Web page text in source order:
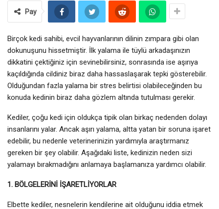
Pay
Birçok kedi sahibi, evcil hayvanlarının dilinin zımpara gibi olan
dokunuşunu hissetmiştir. İlk yalama ile tüylü arkadaşınızın
dikkatini çektiğiniz için sevinebilirsiniz, sonrasında ise aşırıya
kaçıldığında cildiniz biraz daha hassaslaşarak tepki gösterebilir.
Olduğundan fazla yalama bir stres belirtisi olabileceğinden bu
konuda kedinin biraz daha gözlem altında tutulması gerekir.
Kediler, çoğu kedi için oldukça tipik olan birkaç nedenden dolayı
insanlarını yalar. Ancak aşırı yalama, altta yatan bir soruna işaret
edebilir, bu nedenle veterinerinizin yardımıyla araştırmanız
gereken bir şey olabilir. Aşağıdaki liste, kedinizin neden sizi
yalamayı bırakmadığını anlamaya başlamanıza yardımcı olabilir.
1. BÖLGELERİNİ İŞARETLİYORLAR
Elbette kediler, nesnelerin kendilerine ait olduğunu iddia etmek